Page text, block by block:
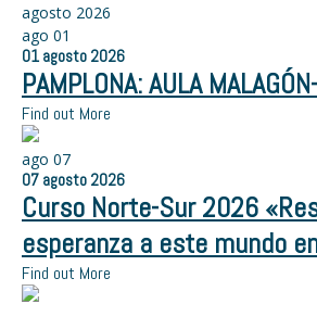
agosto 2026
ago 01
01 agosto 2026
PAMPLONA: AULA
Find out More
ago 07
07 agosto 2026
Curso Norte-Sur 2026
esperanza a este mundo
Find out More